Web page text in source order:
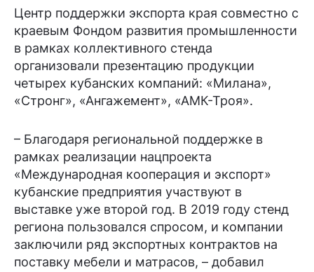
Центр поддержки экспорта края совместно с
краевым Фондом развития промышленности
в рамках коллективного стенда
организовали презентацию продукции
четырех кубанских компаний: «Милана»,
«Стронг», «Ангажемент», «АМК-Троя».
– Благодаря региональной поддержке в
рамках реализации нацпроекта
«Международная кооперация и экспорт»
кубанские предприятия участвуют в
выставке уже второй год. В 2019 году стенд
региона пользовался спросом, и компании
заключили ряд экспортных контрактов на
поставку мебели и матрасов, – добавил